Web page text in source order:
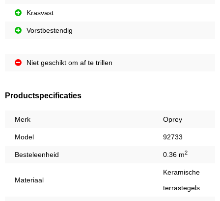
Krasvast
Vorstbestendig
Niet geschikt om af te trillen
Productspecificaties
Merk Oprey
Model 92733
Besteleenheid 0.36 m2
Materiaal
Keramische
terrastegels